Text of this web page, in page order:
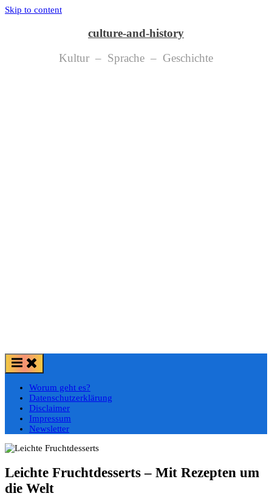
Skip to content
culture-and-history
Kultur – Sprache – Geschichte
Worum geht es?
Datenschutzerklärung
Disclaimer
Impressum
Newsletter
Leichte Fruchtdesserts – Mit Rezepten um
die Welt